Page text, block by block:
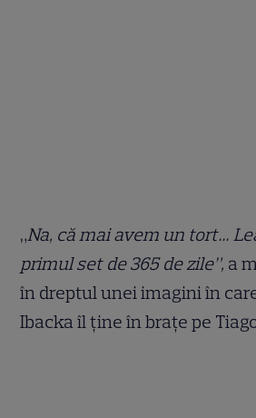
„Na, că mai avem un tort…
primul set de 365 de zile”, a
în dreptul unei imagini în
Ibacka îl ține în brațe pe